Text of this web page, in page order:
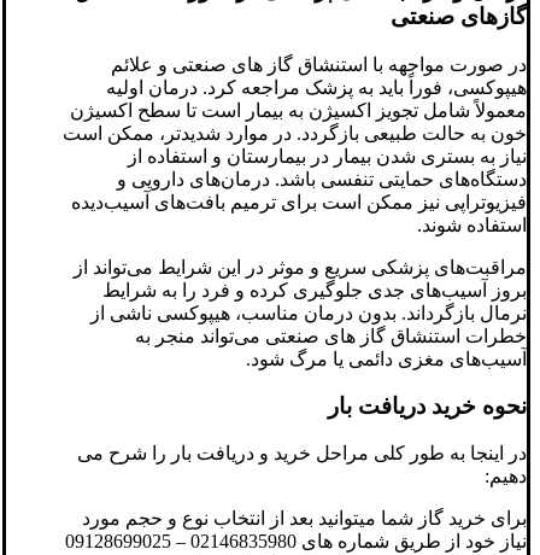
گازهای صنعتی
در صورت مواجهه با استنشاق گاز های صنعتی و علائم
هیپوکسی، فوراً باید به پزشک مراجعه کرد. درمان اولیه
معمولاً شامل تجویز اکسیژن به بیمار است تا سطح اکسیژن
خون به حالت طبیعی بازگردد. در موارد شدیدتر، ممکن است
نیاز به بستری شدن بیمار در بیمارستان و استفاده از
دستگاه‌های حمایتی تنفسی باشد. درمان‌های دارویی و
فیزیوتراپی نیز ممکن است برای ترمیم بافت‌های آسیب‌دیده
استفاده شوند.
مراقبت‌های پزشکی سریع و موثر در این شرایط می‌تواند از
بروز آسیب‌های جدی جلوگیری کرده و فرد را به شرایط
نرمال بازگرداند. بدون درمان مناسب، هیپوکسی ناشی از
خطرات استنشاق گاز های صنعتی می‌تواند منجر به
آسیب‌های مغزی دائمی یا مرگ شود.
نحوه خرید دریافت بار
در اینجا به طور کلی مراحل خرید و دریافت بار را شرح می
دهیم:
برای خرید گاز شما میتوانید بعد از انتخاب نوع و حجم مورد
نیاز خود از طریق شماره های 02146835980 – 09128699025